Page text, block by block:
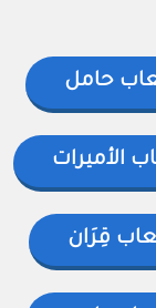
حامل
الأميرات
قِرَان